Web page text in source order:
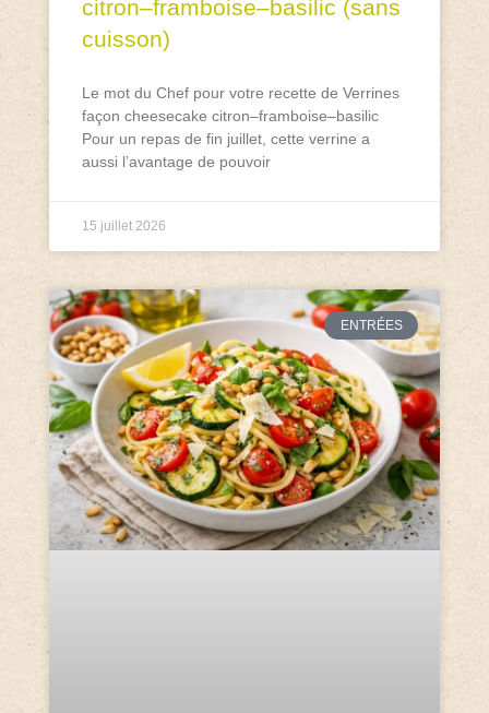
citron–framboise–basilic (sans
cuisson)
Le mot du Chef pour votre recette de Verrines
façon cheesecake citron–framboise–basilic
Pour un repas de fin juillet, cette verrine a
aussi l’avantage de pouvoir
15 juillet 2026
ENTRÉES